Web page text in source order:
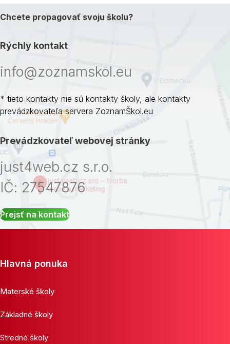
Chcete propagovať svoju školu?
Rýchly kontakt
info@zoznamskol.eu
* tieto kontakty nie sú kontakty školy, ale kontakty
prevádzkovateľa servera ZoznamŠkol.eu
Prevádzkovateľ webovej stránky
just4web.cz s.r.o.
IČ: 27547876
Prejsť na kontakt
Hlavná ponuka
Materské školy
Základné školy
Stredné školy